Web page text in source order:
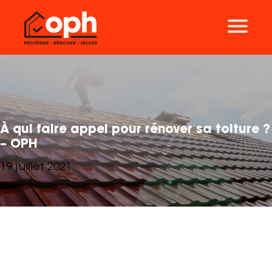
Nos solutions
Isolation
Thermographie
Traitement des mérules
Aérogommage
Nos agences
À qui faire appel pour rénover sa toiture ?
– OPH
19 juillet 2021